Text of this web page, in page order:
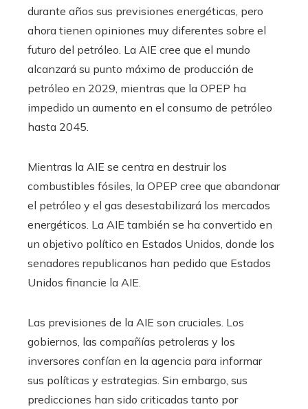
durante años sus previsiones energéticas, pero
ahora tienen opiniones muy diferentes sobre el
futuro del petróleo. La AIE cree que el mundo
alcanzará su punto máximo de producción de
petróleo en 2029, mientras que la OPEP ha
impedido un aumento en el consumo de petróleo
hasta 2045.
Mientras la AIE se centra en destruir los
combustibles fósiles, la OPEP cree que abandonar
el petróleo y el gas desestabilizará los mercados
energéticos. La AIE también se ha convertido en
un objetivo político en Estados Unidos, donde los
senadores republicanos han pedido que Estados
Unidos financie la AIE.
Las previsiones de la AIE son cruciales. Los
gobiernos, las compañías petroleras y los
inversores confían en la agencia para informar
sus políticas y estrategias. Sin embargo, sus
predicciones han sido criticadas tanto por